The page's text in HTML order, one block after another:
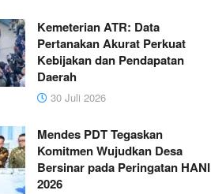
Kemeterian ATR: Data
Pertanakan Akurat Perkuat
Kebijakan dan Pendapatan
Daerah
30 Juli 2026
Mendes PDT Tegaskan
Komitmen Wujudkan Desa
Bersinar pada Peringatan HANI
2026